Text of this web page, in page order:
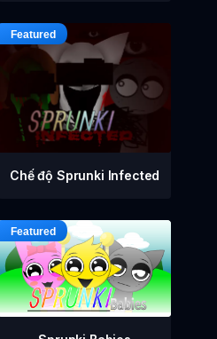
Chế độ Sprunki Infected